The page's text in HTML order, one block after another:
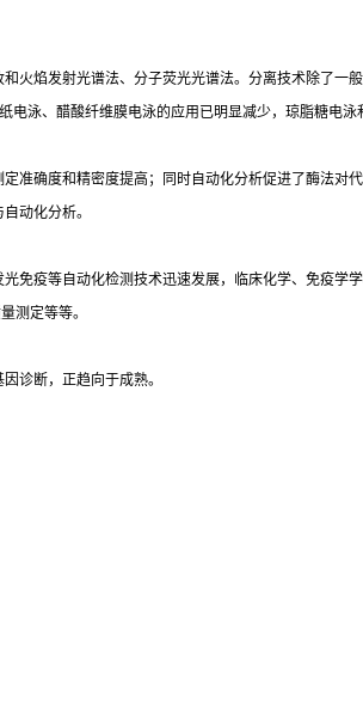
火焰发射光谱法、分子荧光光谱法。分离技术除了
泳、醋酸纤维膜电泳的应用已明显减少，琼脂糖电
准确度和精密度提高；同时自动化分析促进了酶法
动化分析。
免疫等自动化检测技术迅速发展，临床化学、免疫
测定等等。
诊断，正趋向于成熟。